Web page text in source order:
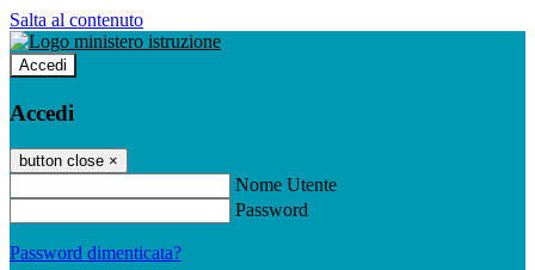
Salta al contenuto
Accedi
Accedi
button close ×
Nome Utente
Password
Password dimenticata?